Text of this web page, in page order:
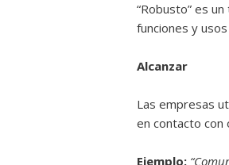
“Robusto” es
funciones y
Alcanzar
Las empresas
en contacto con
Ejemplo: